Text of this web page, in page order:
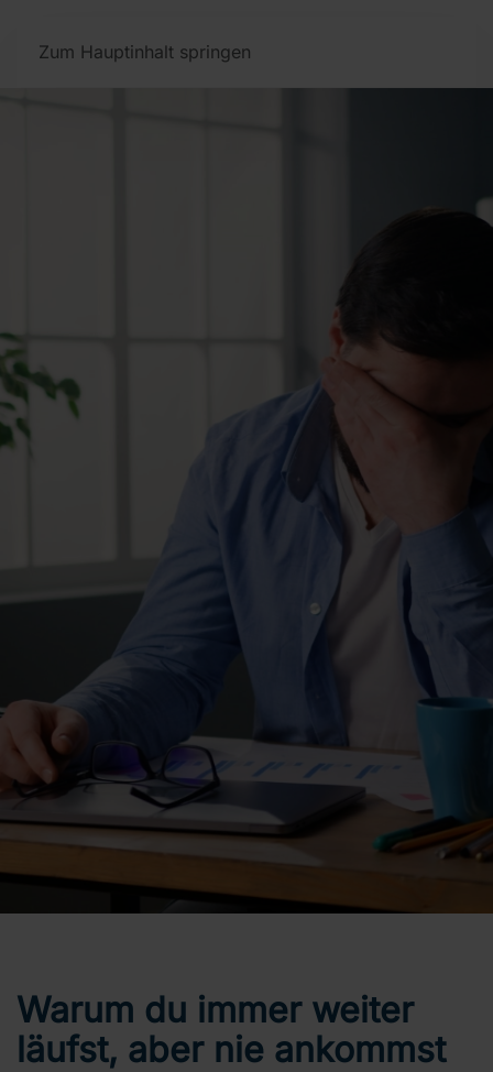
Zum Hauptinhalt springen
Warum du immer weiter
läufst, aber nie ankommst